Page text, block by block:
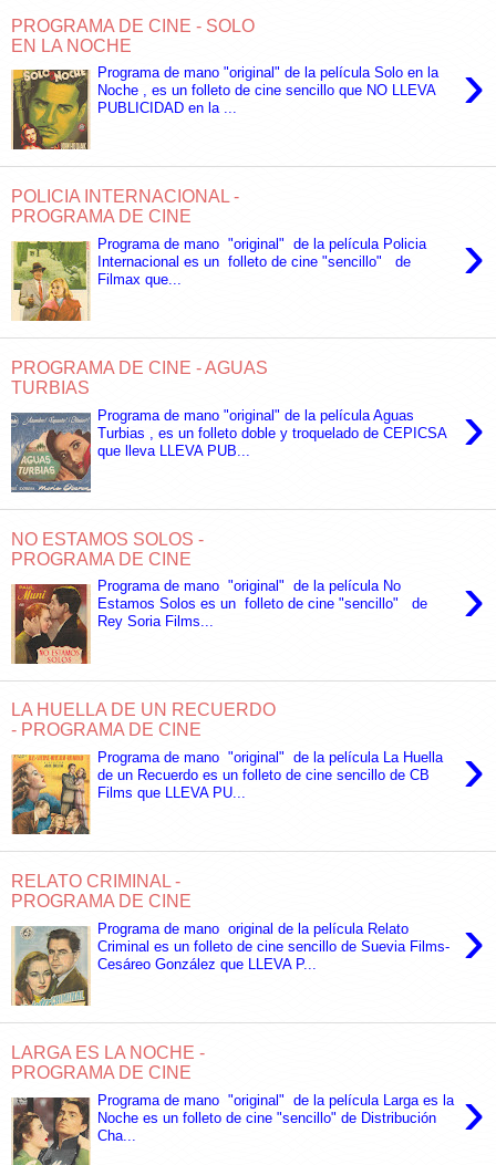
PROGRAMA DE CINE - SOLO
EN LA NOCHE
›
Programa de mano "original" de la película Solo en la
Noche , es un folleto de cine sencillo que NO LLEVA
PUBLICIDAD en la ...
POLICIA INTERNACIONAL -
PROGRAMA DE CINE
›
Programa de mano "original" de la película Policia
Internacional es un folleto de cine "sencillo" de
Filmax que...
PROGRAMA DE CINE - AGUAS
TURBIAS
›
Programa de mano "original" de la película Aguas
Turbias , es un folleto doble y troquelado de CEPICSA
que lleva LLEVA PUB...
NO ESTAMOS SOLOS -
PROGRAMA DE CINE
›
Programa de mano "original" de la película No
Estamos Solos es un folleto de cine "sencillo" de
Rey Soria Films...
LA HUELLA DE UN RECUERDO
- PROGRAMA DE CINE
›
Programa de mano "original" de la película La Huella
de un Recuerdo es un folleto de cine sencillo de CB
Films que LLEVA PU...
RELATO CRIMINAL -
PROGRAMA DE CINE
›
Programa de mano original de la película Relato
Criminal es un folleto de cine sencillo de Suevia Films-
Cesáreo González que LLEVA P...
LARGA ES LA NOCHE -
PROGRAMA DE CINE
›
Programa de mano "original" de la película Larga es la
Noche es un folleto de cine "sencillo" de Distribución
Cha...